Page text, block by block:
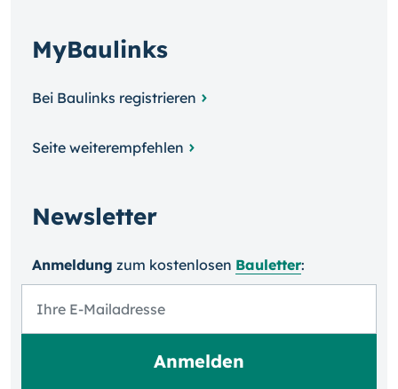
MyBaulinks
Bei Baulinks registrieren
Seite weiterempfehlen
Newsletter
Anmeldung zum kosten­losen Bauletter: